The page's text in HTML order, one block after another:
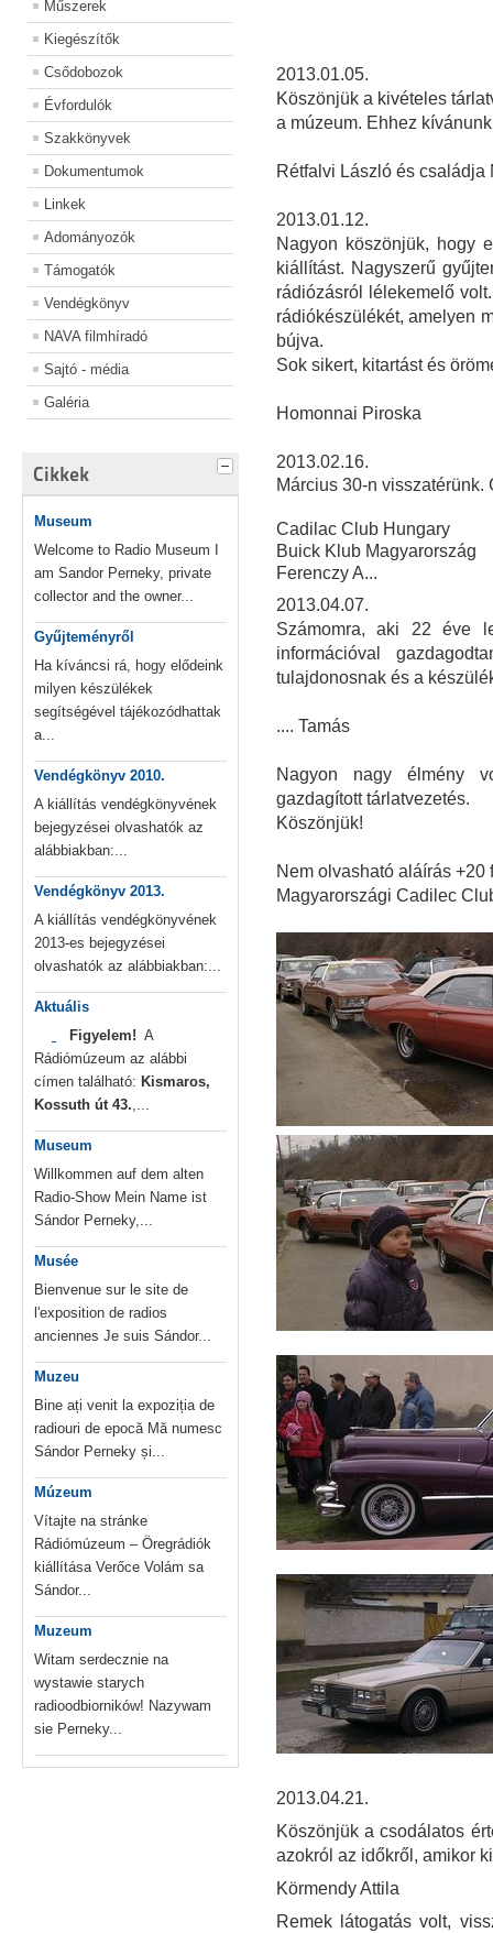
Műszerek
Kiegészítők
Csődobozok
Évfordulók
Szakkönyvek
Dokumentumok
Linkek
Adományozók
Támogatók
Vendégkönyv
NAVA filmhíradó
Sajtó - média
Galéria
Cikkek
Museum
Welcome to Radio Museum I
am Sandor Perneky, private
collector and the owner...
Gyűjteményről
Ha kíváncsi rá, hogy elődeink
milyen készülékek
segítségével tájékozódhattak
a...
Vendégkönyv 2010.
A kiállítás vendégkönyvének
bejegyzései olvashatók az
alábbiakban:...
Vendégkönyv 2013.
A kiállítás vendégkönyvének
2013-es bejegyzései
olvashatók az alábbiakban:...
Aktuális
Figyelem! A
Rádiómúzeum az alábbi
címen található: Kismaros,
Kossuth út 43.,...
Museum
Willkommen auf dem alten
Radio-Show Mein Name ist
Sándor Perneky,...
Musée
Bienvenue sur le site de
l'exposition de radios
anciennes Je suis Sándor...
Muzeu
Bine ați venit la expoziția de
radiouri de epocă Mă numesc
Sándor Perneky și...
Múzeum
Vítajte na stránke
Rádiómúzeum – Öregrádiók
kiállítása Verőce Volám sa
Sándor...
Muzeum
Witam serdecznie na
wystawie starych
radioodbiorników! Nazywam
sie Perneky...
2013.01.05.
Köszönjük a kivételes
a múzeum. Ehhez
Rétfalvi László és családja
2013.01.12.
Nagyon köszönjük, hogy
kiállítást. Nagyszerű
rádiózásról lélekemelő
rádiókészülékét, amelyen
bújva.
Sok sikert, kitartást és
Homonnai Piroska
2013.02.16.
Március 30-n
Cadilac Club Hungary
Buick Klub Magyarország
Ferenczy A...
2013.04.07.
Számomra, aki 22 éve
információval
tulajdonosnak és a
.... Tamás
Nagyon nagy élmény
gazdagított tárlatvezetés.
Köszönjük!
Nem olvasható aláírás +20
Magyarországi Cadilec
2013.04.21.
Köszönjük a csodálatos
azokról az időkről, amikor
Körmendy Attila
Remek látogatás volt,